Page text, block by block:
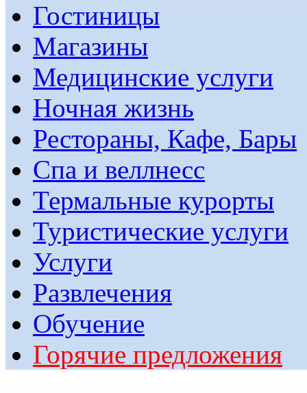
Гостиницы
Магазины
Медицинские услуги
Ночная жизнь
Рестораны, Кафе, Бары
Спа и веллнесс
Термальные курорты
Туристические услуги
Услуги
Развлечения
Обучение
Горячие предложения